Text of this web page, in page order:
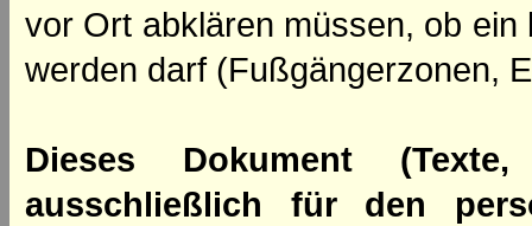
vor Ort abklären müssen, ob
werden darf (Fußgängerzonen,
Dieses Dokument
ausschließlich für den